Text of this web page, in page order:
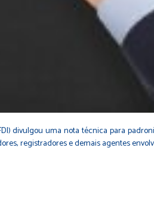
divulgou uma nota técnica para
registradores e demais agentes